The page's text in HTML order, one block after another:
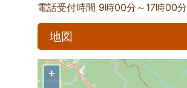
電話受付時間 9時00分～17時00分
地図
+